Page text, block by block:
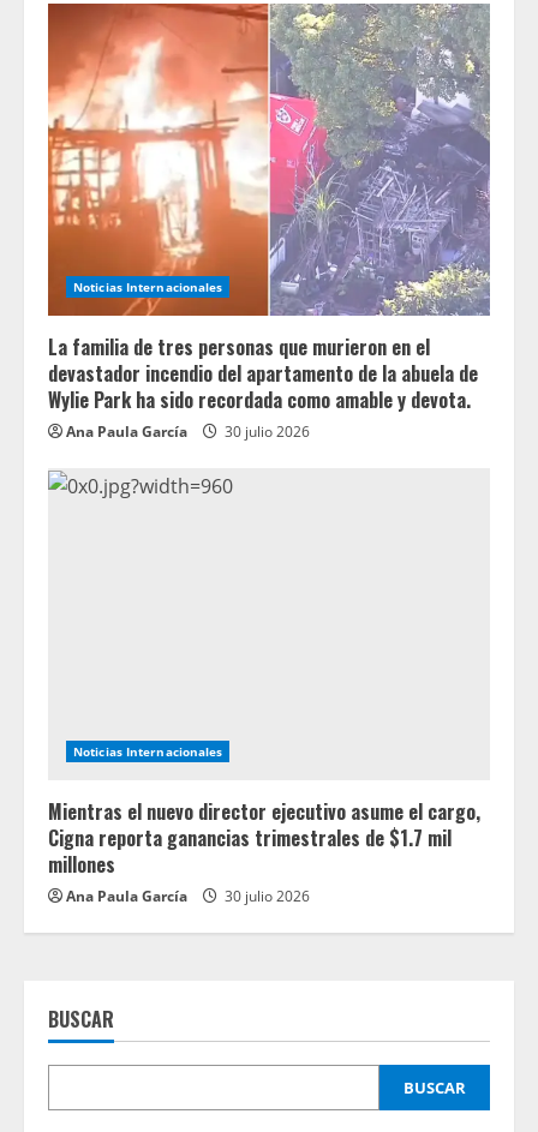
Noticias Internacionales
La familia de tres personas que murieron en el
devastador incendio del apartamento de la abuela de
Wylie Park ha sido recordada como amable y devota.
Ana Paula García 30 julio 2026
Noticias Internacionales
Mientras el nuevo director ejecutivo asume el cargo,
Cigna reporta ganancias trimestrales de $1.7 mil
millones
Ana Paula García 30 julio 2026
BUSCAR
BUSCAR